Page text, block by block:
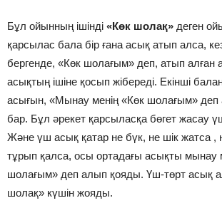
Бұл ойынның ішінді «Көк шолақ» деген
қарсылас бала бір ғана асық атып алса,
бергенде, «Көк шолағым» деп, атып алған
асықтың ішіне қосып жібереді. Екінші
асығын, «Мынау менің «Көк шолағым» деп
бар. Бұл әрекет қарсыласқа бөгет жасау
Және үш асық қатар не бүк, не шік жатса ,
тұрып қалса, осы ортадағы асықты мынау
шолағым» деп алып қояды. Үш-төрт асық
шолақ» күшін жояды.